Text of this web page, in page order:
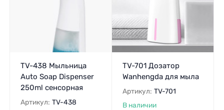
TV-438 Мыльница
Auto Soap Dispenser
250ml сенсорная
Артикул: TV-438
TV-701 Дозатор
Wanhengda для мыла
Артикул: TV-701
В наличии